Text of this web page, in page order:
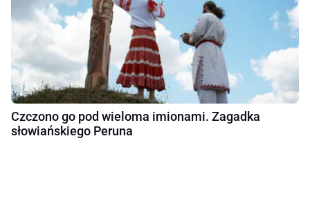
Czczono go pod wieloma imionami. Zagadka
słowiańskiego Peruna